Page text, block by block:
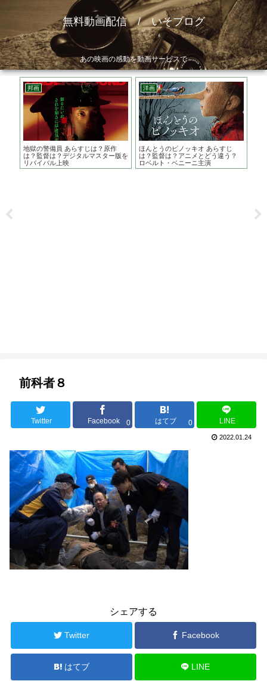
無料動画配信 / いそブログ
あの映画の感動を動画サービスで
邦画
地獄の警備員 あらすじは？原作
は？監督は？デジタルマスター版を
リバイバル上映
洋画
ほんとうのピノッキオ あらすじ
は？監督は？アニメとどう違う？
ロベルト・ベニーニ主演
前科者８
Twitter Facebook 0 はてブ 0 LINE
2022.01.24
シェアする
Twitter Facebook
はてブ LINE